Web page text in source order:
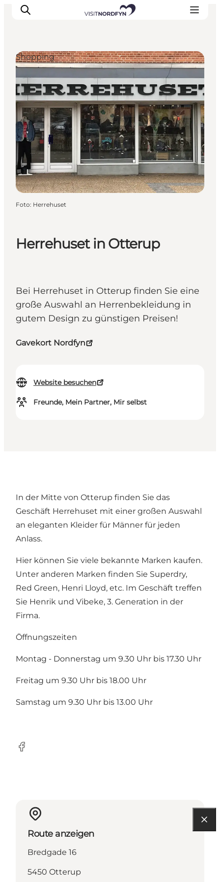
Erleben
Eventkalender
Essen und Trinken
Unterkünfte
Erlebnisbuchung
Für Kinder
Herrehuset in Otterup
Bei Herrehuset in Otterup finden Sie eine
große Auswahl an Herrenbekleidung in
gutem Design zu günstigen Preisen!
Gavekort Nordfyn
Website besuchen
Freunde, Mein Partner, Mir selbst
Shopping
Foto: Herrehuset
In der Mitte von Otterup finden Sie das
Geschäft Herrehuset mit einer großen Auswahl
an eleganten Kleider für Männer für jeden
Anlass.
Hier können Sie viele bekannte Marken kaufen.
Unter anderen Marken finden Sie Superdry,
Red Green, Henri Lloyd, etc. Im Geschäft treffen
Sie Henrik und Vibeke, 3. Generation in der
Firma.
Öffnungszeiten
Montag - Donnerstag um 9.30 Uhr bis 17.30 Uhr
Freitag um 9.30 Uhr bis 18.00 Uhr
Samstag um 9.30 Uhr bis 13.00 Uhr
Facebook
Route anzeigen
Bredgade 16
5450 Otterup